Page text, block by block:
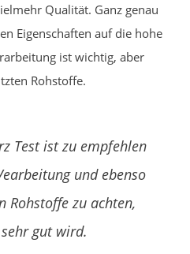
Qualität. Ganz genau
Eigenschaften auf die hohe
ist wichtig, aber
Rohstoffe.
Test ist zu empfehlen
und ebenso
Rohstoffe zu achten,
gut wird.